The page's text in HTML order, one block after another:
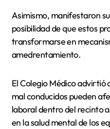
Asimismo, manifestaron
posibilidad de que estos
transformarse en
amedrentamiento.
El Colegio Médico advirtió
mal conducidos pueden
laboral dentro del recinto
en la salud mental de los